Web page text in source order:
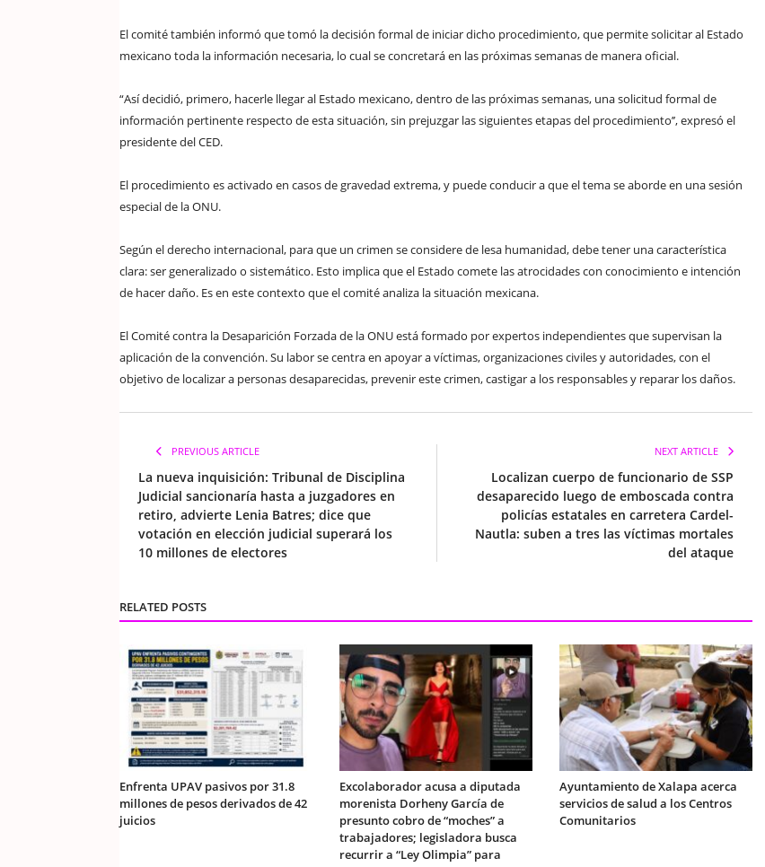
El comité también informó que tomó la decisión formal de iniciar dicho procedimiento, que permite solicitar al Estado
mexicano toda la información necesaria, lo cual se concretará en las próximas semanas de manera oficial.
“Así decidió, primero, hacerle llegar al Estado mexicano, dentro de las próximas semanas, una solicitud formal de
información pertinente respecto de esta situación, sin prejuzgar las siguientes etapas del procedimiento’’, expresó el
presidente del CED.
El procedimiento es activado en casos de gravedad extrema, y puede conducir a que el tema se aborde en una sesión
especial de la ONU.
Según el derecho internacional, para que un crimen se considere de lesa humanidad, debe tener una característica
clara: ser generalizado o sistemático. Esto implica que el Estado comete las atrocidades con conocimiento e intención
de hacer daño. Es en este contexto que el comité analiza la situación mexicana.
El Comité contra la Desaparición Forzada de la ONU está formado por expertos independientes que supervisan la
aplicación de la convención. Su labor se centra en apoyar a víctimas, organizaciones civiles y autoridades, con el
objetivo de localizar a personas desaparecidas, prevenir este crimen, castigar a los responsables y reparar los daños.
PREVIOUS ARTICLE
La nueva inquisición: Tribunal de Disciplina
Judicial sancionaría hasta a juzgadores en
retiro, advierte Lenia Batres; dice que
votación en elección judicial superará los
10 millones de electores
NEXT ARTICLE
Localizan cuerpo de funcionario de SSP
desaparecido luego de emboscada contra
policías estatales en carretera Cardel-
Nautla: suben a tres las víctimas mortales
del ataque
RELATED POSTS
Enfrenta UPAV pasivos por 31.8
millones de pesos derivados de 42
juicios
Excolaborador acusa a diputada
morenista Dorheny García de
presunto cobro de “moches” a
trabajadores; legisladora busca
recurrir a “Ley Olimpia” para
Ayuntamiento de Xalapa acerca
servicios de salud a los Centros
Comunitarios